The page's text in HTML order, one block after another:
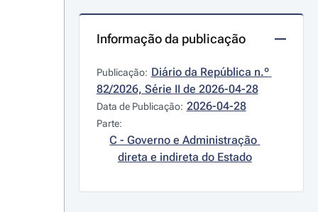
Informação da publicação
Publicação: Diário da República n.º
82/2026, Série II de 2026-04-28
Data de Publicação: 2026-04-28
Parte:
C - Governo e Administração
direta e indireta do Estado